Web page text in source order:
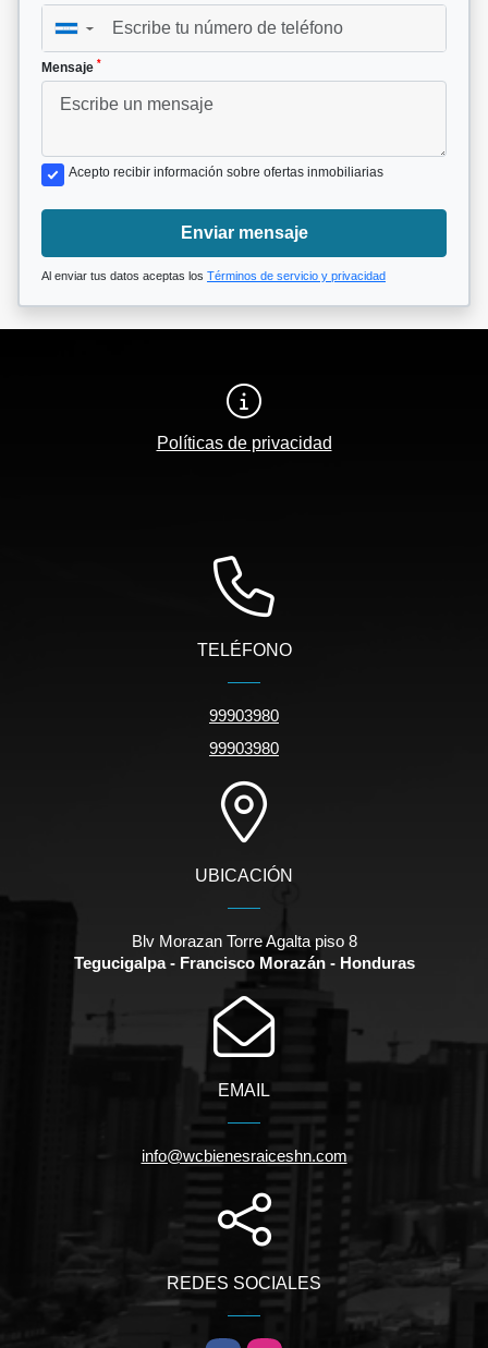
▼
Mensaje *
Acepto recibir información sobre ofertas inmobiliarias
Enviar mensaje
Al enviar tus datos aceptas los Términos de servicio y privacidad
Políticas de privacidad
TELÉFONO
99903980
99903980
UBICACIÓN
Blv Morazan Torre Agalta piso 8
Tegucigalpa - Francisco Morazán - Honduras
EMAIL
info@wcbienesraiceshn.com
REDES SOCIALES